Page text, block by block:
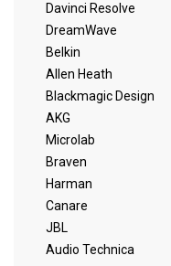
Davinci Resolve
DreamWave
Belkin
Allen Heath
Blackmagic Design
AKG
Microlab
Braven
Harman
Canare
JBL
Audio Technica